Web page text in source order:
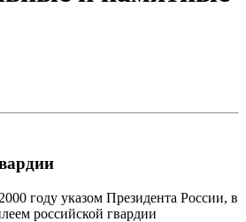
году указом Президента России, в
российской гвардии